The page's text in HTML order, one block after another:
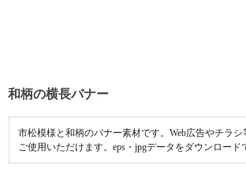
和柄の横長バナー
市松模様と和柄のバナー素材です。Web広告やチラ
ご使用いただけます。eps・jpgデータをダウンロード